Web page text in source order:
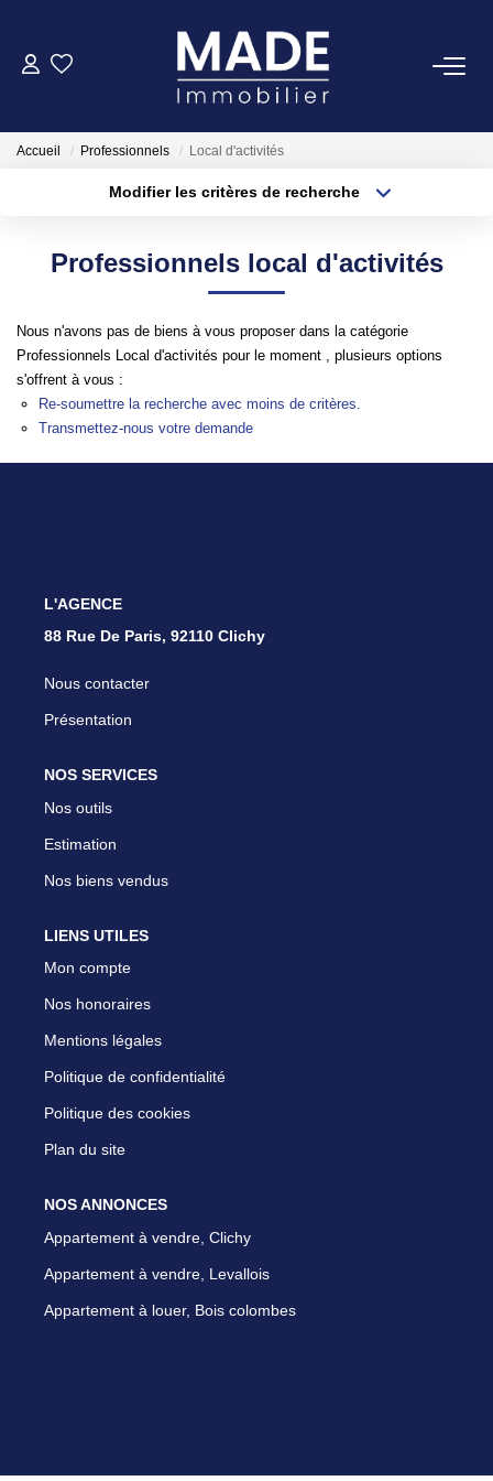
ACHETER
Qui Sommes-Nous
Notre Équipe
Accueil Professionnels Local d'activités
Modifier les critères de recherche
Type de bien
Budget max Plus de critères
Professionnels local d'activités
Nous n'avons pas de biens à vous proposer dans la catégorie
Professionnels Local d'activités pour le moment , plusieurs options
s'offrent à vous :
Re-soumettre la recherche avec moins de critères.
Transmettez-nous votre demande
L'AGENCE
88 Rue De Paris, 92110 Clichy
Nous contacter
Présentation
NOS SERVICES
Nos outils
Estimation
Nos biens vendus
LIENS UTILES
Mon compte
Nos honoraires
Mentions légales
Politique de confidentialité
Politique des cookies
Plan du site
NOS ANNONCES
Appartement à vendre, Clichy
Appartement à vendre, Levallois
Appartement à louer, Bois colombes